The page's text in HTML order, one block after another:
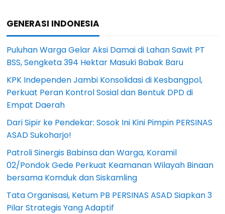
GENERASI INDONESIA
Puluhan Warga Gelar Aksi Damai di Lahan Sawit PT
BSS, Sengketa 394 Hektar Masuki Babak Baru
KPK Independen Jambi Konsolidasi di Kesbangpol,
Perkuat Peran Kontrol Sosial dan Bentuk DPD di
Empat Daerah
Dari Sipir ke Pendekar: Sosok Ini Kini Pimpin PERSINAS
ASAD Sukoharjo!
Patroli Sinergis Babinsa dan Warga, Koramil
02/Pondok Gede Perkuat Keamanan Wilayah Binaan
bersama Komduk dan Siskamling
Tata Organisasi, Ketum PB PERSINAS ASAD Siapkan 3
Pilar Strategis Yang Adaptif